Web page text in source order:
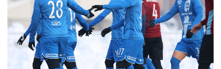
MÉRKŐZÉSEK
KLUB
GALÉRIA